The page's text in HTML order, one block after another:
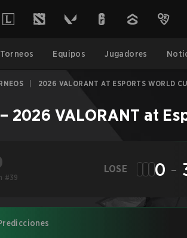
Torneos Equipos Jugadores
2026 VALORANT AT ESPORTS WORLD
– 2026 VALORANT at
#39
LOSE 0 -